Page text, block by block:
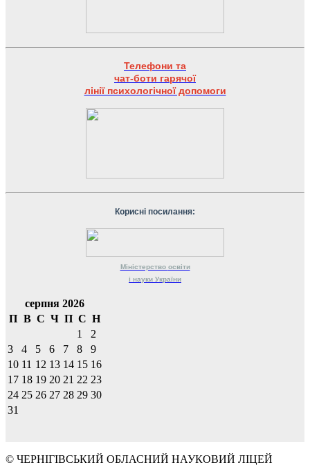
Телефони та
чат-боти гарячої
лінії психологічної допомоги
Корисні посилання:
Міністерство освіти
і науки України
серпня 2026
П В С Ч П С Н
1
2
3
4 5 6 7 8
9
10 11 12 13 14 15 16
17 18 19 20 21 22 23
24 25 26 27 28 29 30
31
© ЧЕРНІГІВСЬКИЙ ОБЛАСНИЙ НАУКОВИЙ ЛІЦЕЙ